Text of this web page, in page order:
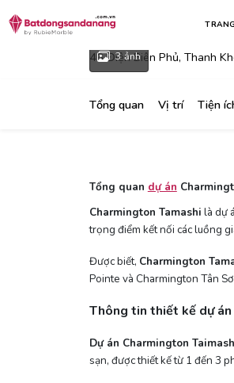
Charmington
46 Điện Biên Phủ, Thanh
3 ảnh
Tổng quan Vị trí Tiện
Tổng quan dự án
Charmington Tamashi là dự
trọng điểm kết nối các luồng
Được biết, Charmington
Pointe và Charmington Tân
Thông tin thiết kế dự án
Dự án Charmington
sạn, được thiết kế từ 1 đến 3